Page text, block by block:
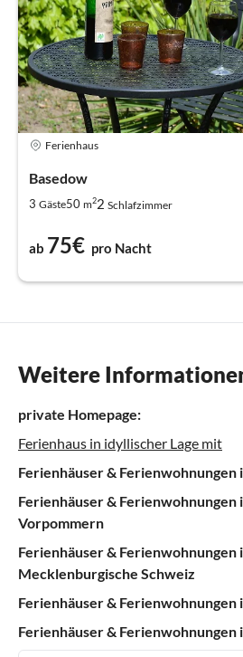
Ferienhaus
Basedow
3 Gäste50 m22 Schlafzimmer
ab 75€ pro Nacht
Weitere
private Homepage:
Ferienhaus in idyllischer Lage mit
Ferienhäuser & Ferienwohnungen
Ferienhäuser &
Vorpommern
Ferienhäuser & Ferienwohnungen
Mecklenburgische Schweiz
Ferienhäuser & Ferienwohnungen
Ferienhäuser & Ferienwohnungen